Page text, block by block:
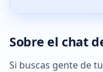
Sobre el chat
Si buscas gente de